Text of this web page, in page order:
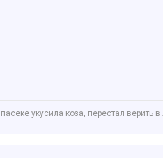
укусила коза, перестал верить в